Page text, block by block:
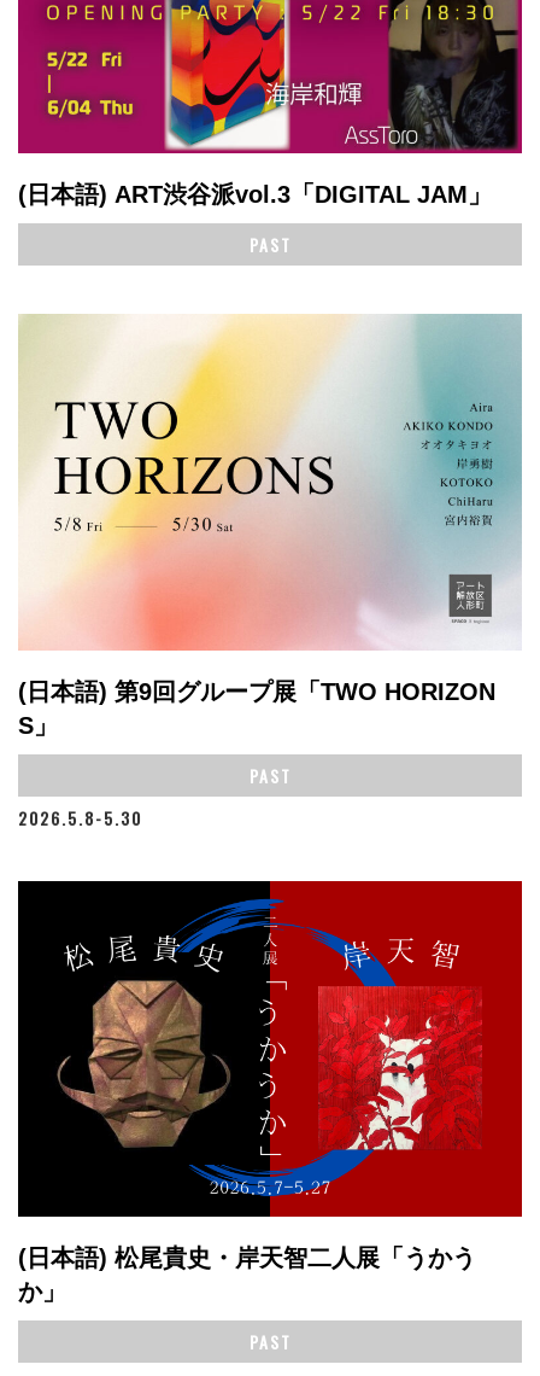
(日本語) ART渋谷派vol.3「DIGITAL JAM」
PAST
(日本語) 第9回グループ展「TWO HORIZON
S」
PAST
2026.5.8-5.30
(日本語) 松尾貴史・岸天智二人展「うかう
か」
PAST